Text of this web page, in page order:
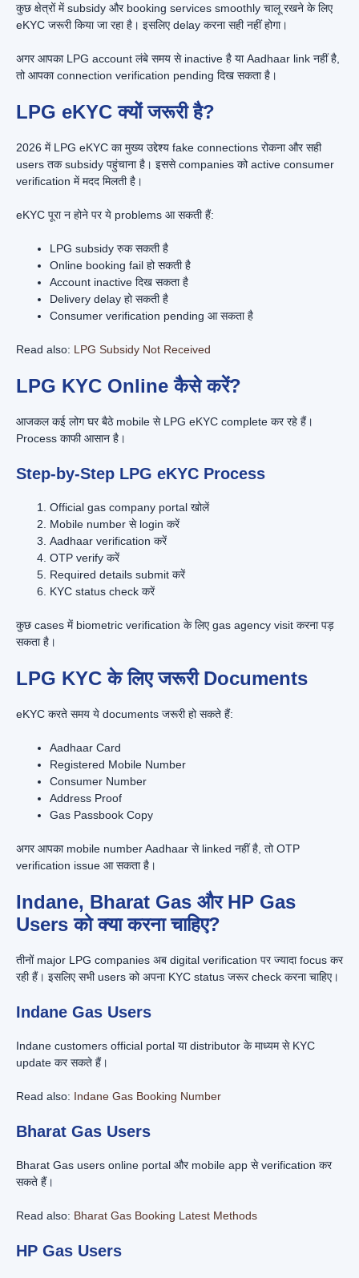
कुछ क्षेत्रों में subsidy और booking services smoothly चालू रखने के लिए
eKYC जरूरी किया जा रहा है। इसलिए delay करना सही नहीं होगा।
अगर आपका LPG account लंबे समय से inactive है या Aadhaar link नहीं है,
तो आपका connection verification pending दिख सकता है।
LPG eKYC क्यों जरूरी है?
2026 में LPG eKYC का मुख्य उद्देश्य fake connections रोकना और सही
users तक subsidy पहुंचाना है। इससे companies को active consumer
verification में मदद मिलती है।
eKYC पूरा न होने पर ये problems आ सकती हैं:
LPG subsidy रुक सकती है
Online booking fail हो सकती है
Account inactive दिख सकता है
Delivery delay हो सकती है
Consumer verification pending आ सकता है
Read also: LPG Subsidy Not Received
LPG KYC Online कैसे करें?
आजकल कई लोग घर बैठे mobile से LPG eKYC complete कर रहे हैं।
Process काफी आसान है।
Step-by-Step LPG eKYC Process
Official gas company portal खोलें
Mobile number से login करें
Aadhaar verification करें
OTP verify करें
Required details submit करें
KYC status check करें
कुछ cases में biometric verification के लिए gas agency visit करना पड़
सकता है।
LPG KYC के लिए जरूरी Documents
eKYC करते समय ये documents जरूरी हो सकते हैं:
Aadhaar Card
Registered Mobile Number
Consumer Number
Address Proof
Gas Passbook Copy
अगर आपका mobile number Aadhaar से linked नहीं है, तो OTP
verification issue आ सकता है।
Indane, Bharat Gas और HP Gas
Users को क्या करना चाहिए?
तीनों major LPG companies अब digital verification पर ज्यादा focus कर
रही हैं। इसलिए सभी users को अपना KYC status जरूर check करना चाहिए।
Indane Gas Users
Indane customers official portal या distributor के माध्यम से KYC
update कर सकते हैं।
Read also: Indane Gas Booking Number
Bharat Gas Users
Bharat Gas users online portal और mobile app से verification कर
सकते हैं।
Read also: Bharat Gas Booking Latest Methods
HP Gas Users